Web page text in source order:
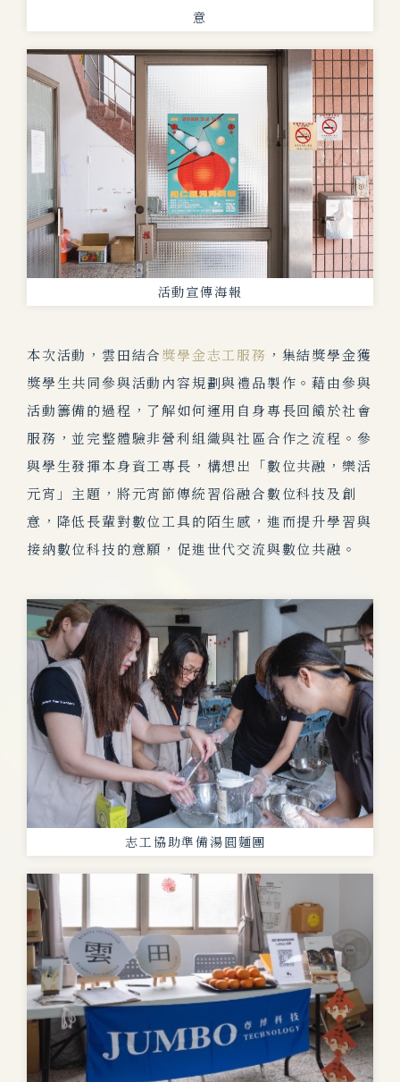
意
活動宣傳海報
本次活動，雲田結合 獎學金志工服務 ，集結獎學金獲
獎學生共同參與活動內容規劃與禮品製作。藉由參與
活動籌備的過程，了解如何運用自身專長回饋於社會
服務，並完整體驗非營利組織與社區合作之流程。參
與學生發揮本身資工專長，構想出「數位共融，樂活
元宵」主題，將元宵節傳統習俗融合數位科技及創
意，降低長輩對數位工具的陌生感，進而提升學習與
接納數位科技的意願，促進世代交流與數位共融。
志工協助準備湯圓麵團